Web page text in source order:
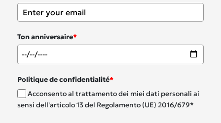
Ton anniversaire*
Politique de confidentialité*
Acconsento al trattamento dei miei dati personali ai
sensi dell'articolo 13 del Regolamento (UE) 2016/679*